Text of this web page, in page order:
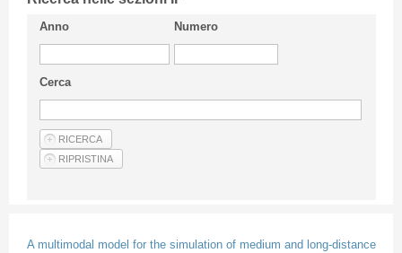
Guideline
Privacy & Policy
Articles
Anno Numero
Cerca
A multimodal model for the simulation of medium and long-distance